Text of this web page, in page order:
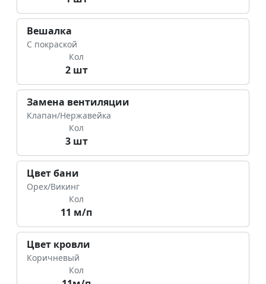
Вешалка
С покраской
Кол
2 шт
Замена вентиляции
Клапан/Нержавейка
Кол
3 шт
Цвет бани
Орех/Викинг
Кол
11 м/п
Цвет кровли
Коричневый
Кол